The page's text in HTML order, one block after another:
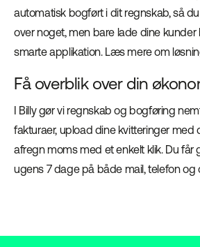
automatisk bogført i dit regnskab, så
over noget, men bare lade dine
smarte applikation. Læs mere om
Få overblik over din
I Billy gør vi regnskab og bogføring
fakturaer, upload dine kvitteringer med
afregn moms med et enkelt klik. Du får
ugens 7 dage på både mail, telefon og